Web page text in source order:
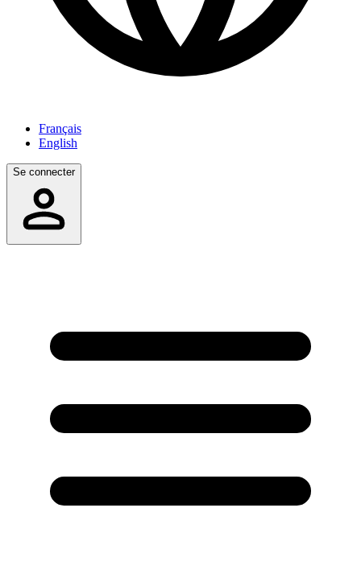
Français
English
Se connecter